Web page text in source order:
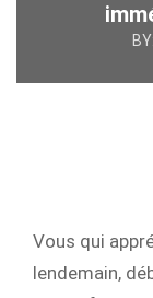
BY:
Vous qui
lendemain,